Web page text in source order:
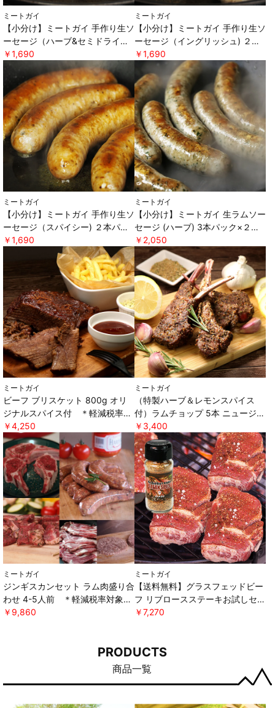
ミートガイ
【小分け】ミートガイ 手作り生ソ
ーセージ（ハーブ&セミドライト
マト) ２本パック×２セット ＊軽
減税率対象 [ミートガイ]
￥1,690
ミートガイ
【小分け】ミートガイ 手作り生ソ
ーセージ（イングリッシュ) ２本
パック×２セット ＊軽減税率対
象 [ミートガイ]
￥1,690
ミートガイ
【小分け】ミートガイ 手作り生ソ
ーセージ（スパイシー) ２本パッ
ク×２セット ＊軽減税率対象 [ミ
￥1,690
ミートガイ
【小分け】ミートガイ 生ラムソー
セージ (ハーブ) 3本パック×２セ
ット ＊軽減税率対象 [ミートガ
イ]
￥2,050
ミートガイ
ビーフ ブリスケット 800g オリ
ジナルスパイス付 ＊軽減税率対
象 [ミートガイ]
￥4,250
ミートガイ
（特製ハーブ＆レモンスパイス
付）ラムチョップ 5本 ニュージー
ランド産 WAKANUIスプリングラ
ム ＊軽減税率対象 [ミートガイ]
￥3,400
ミートガイ
ジンギスカンセット ラム肉盛り合
わせ 4-5人前 ＊軽減税率対象
[ミートガイ]
￥9,860
ミートガイ
【送料無料】グラスフェッドビー
フ リブロースステーキお試しセッ
ト オリジナルスパイス付き ＊軽
￥7,270
PRODUCTS
商品一覧